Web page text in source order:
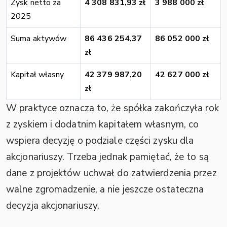
Zysk netto za
2025
4 308 831,93 zł 3 988 000 zł
Suma aktywów
86 436 254,37
zł
86 052 000 zł
Kapitał własny
42 379 987,20
zł
42 627 000 zł
W praktyce oznacza to, że spółka zakończyła rok
z zyskiem i dodatnim kapitałem własnym, co
wspiera decyzję o podziale części zysku dla
akcjonariuszy. Trzeba jednak pamiętać, że to są
dane z projektów uchwał do zatwierdzenia przez
walne zgromadzenie, a nie jeszcze ostateczna
decyzja akcjonariuszy.